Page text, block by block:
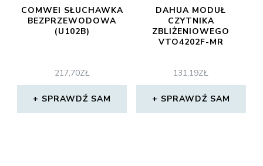
COMWEI SŁUCHAWKA
BEZPRZEWODOWA
(U102B)
217,70ZŁ
SPRAWDŹ SAM
DAHUA MODUŁ
CZYTNIKA
ZBLIŻENIOWEGO
VTO4202F-MR
131,19ZŁ
SPRAWDŹ SAM